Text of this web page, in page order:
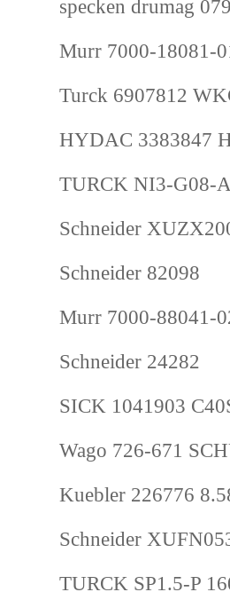
specken drumag
Murr 7000-18081-
Turck 6907812
HYDAC 3383847
TURCK NI3-G08-
Schneider
Schneider 82098
Murr 7000-88041-
Schneider 24282
SICK 1041903
Wago 726-671
Kuebler 226776
Schneider
TURCK SP1.5-P